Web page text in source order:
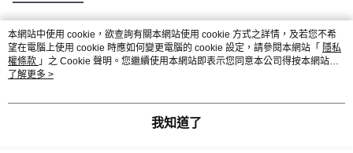
熱門標籤
本網站中使用 cookie，欲查詢有關本網站使用 cookie 方式之詳情，及若您不希
望在電腦上使用 cookie 時應如何變更電腦的 cookie 設定，請參閱本網站「 隱私
權條款 」之 Cookie 聲明。您繼續使用本網站即表示您同意本公司得按本網站使
用條款之 Cookie 聲明使用 cookie。
了解更多 >
我知道了